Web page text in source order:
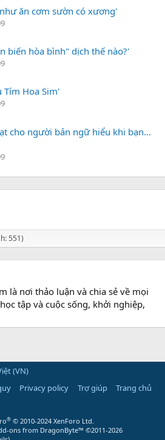
ăn cơm sườn có xương'
biến hòa bình" dịch thế nào?'
Tím Hoa Sim'
cho người bản ngữ hiểu khi bạn…
551)
là nơi thảo luận và chia sẻ về mọi
tập và cuộc sống, khởi nghiệp,
(VN)
Privacy policy Trợ giúp Trang chủ
® © 2010-2024 XenForo Ltd.
ons from DragonByte™ ©2011-2026